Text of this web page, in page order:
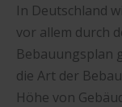
In Deutschland
vor allem durch
Bebauungsplan
die Art der
Höhe von